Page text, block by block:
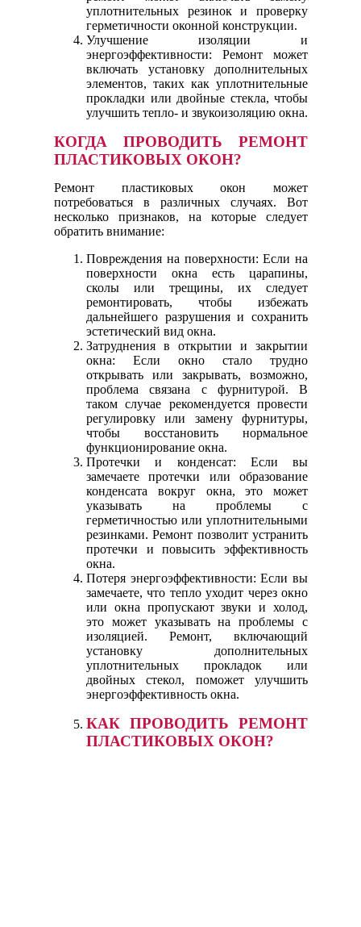
уплотнительных резинок и проверку
герметичности оконной конструкции.
Улучшение изоляции и
энергоэффективности: Ремонт может
включать установку дополнительных
элементов, таких как уплотнительные
прокладки или двойные стекла, чтобы
улучшить тепло- и звукоизоляцию окна.
КОГДА ПРОВОДИТЬ РЕМОНТ
ПЛАСТИКОВЫХ ОКОН?
Ремонт пластиковых окон может
потребоваться в различных случаях. Вот
несколько признаков, на которые следует
обратить внимание:
Повреждения на поверхности: Если на
поверхности окна есть царапины,
сколы или трещины, их следует
ремонтировать, чтобы избежать
дальнейшего разрушения и сохранить
эстетический вид окна.
Затруднения в открытии и закрытии
окна: Если окно стало трудно
открывать или закрывать, возможно,
проблема связана с фурнитурой. В
таком случае рекомендуется провести
регулировку или замену фурнитуры,
чтобы восстановить нормальное
функционирование окна.
Протечки и конденсат: Если вы
замечаете протечки или образование
конденсата вокруг окна, это может
указывать на проблемы с
герметичностью или уплотнительными
резинками. Ремонт позволит устранить
протечки и повысить эффективность
окна.
Потеря энергоэффективности: Если вы
замечаете, что тепло уходит через окно
или окна пропускают звуки и холод,
это может указывать на проблемы с
изоляцией. Ремонт, включающий
установку дополнительных
уплотнительных прокладок или
двойных стекол, поможет улучшить
энергоэффективность окна.
КАК ПРОВОДИТЬ РЕМОНТ
ПЛАСТИКОВЫХ ОКОН?